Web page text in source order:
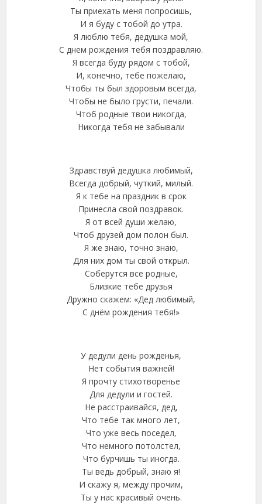
Ты приехать меня попросишь,
И я буду с тобой до утра.
Я люблю тебя, дедушка мой,
С днем рождения тебя поздравляю.
Я всегда буду рядом с тобой,
И, конечно, тебе пожелаю,
Чтобы ты был здоровым всегда,
Чтобы не было грусти, печали.
Чтоб родные твои никогда,
Никогда тебя не забывали
Здравствуй дедушка любимый,
Всегда добрый, чуткий, милый.
Я к тебе на праздник в срок
Принесла свой поздравок.
Я от всей души желаю,
Чтоб друзей дом полон был.
Я же знаю, точно знаю,
Для них дом ты свой открыл.
Соберутся все родные,
Близкие тебе друзья
Дружно скажем: «Дед любимый,
С днём рождения тебя!»
У дедули день рожденья,
Hет события важней!
Я прочту стихотворенье
Для дедули и гостей.
Hе расстраивайся, дед,
Что тебе так много лет,
Что уже весь поседел,
Что немного потолстел,
Что бурчишь ты иногда.
Ты ведь добрый, знаю я!
И скажу я, между прочим,
Ты у нас красивый очень.